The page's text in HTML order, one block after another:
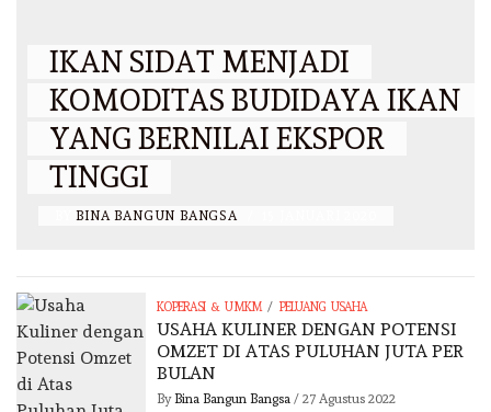
IKAN SIDAT MENJADI
KOMODITAS BUDIDAYA IKAN
YANG BERNILAI EKSPOR
TINGGI
BINA BANGUN BANGSA
KOPERASI & UMKM / PELUANG USAHA
USAHA KULINER DENGAN POTENSI
OMZET DI ATAS PULUHAN JUTA PER
BULAN
By Bina Bangun Bangsa/ 27 Agustus 2022